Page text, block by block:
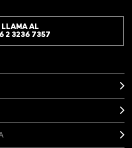
LLAMA AL
2 3236 7357